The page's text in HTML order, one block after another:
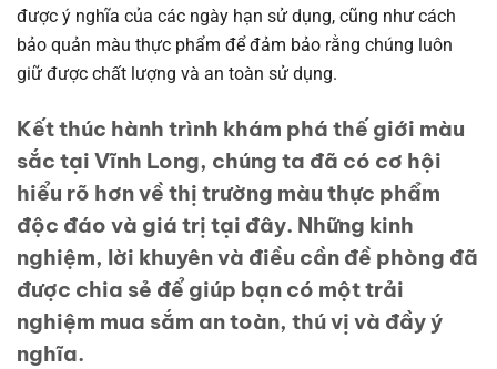
được ý nghĩa của các ngày hạn sử dụng, cũng như cách
bảo quản màu thực phẩm để đảm bảo rằng chúng luôn
giữ được chất lượng và an toàn sử dụng.
Kết thúc hành trình khám phá thế giới màu
sắc tại Vĩnh Long, chúng ta đã có cơ hội
hiểu rõ hơn về thị trường màu thực phẩm
độc đáo và giá trị tại đây. Những kinh
nghiệm, lời khuyên và điều cần đề phòng đã
được chia sẻ để giúp bạn có một trải
nghiệm mua sắm an toàn, thú vị và đầy ý
nghĩa.